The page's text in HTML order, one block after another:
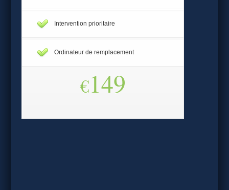
Intervention prioritaire
Ordinateur de remplacement
€149